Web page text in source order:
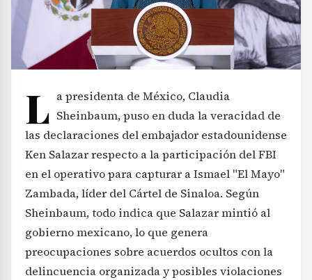
L a presidenta de México, Claudia
Sheinbaum, puso en duda la veracidad de
las declaraciones del embajador estadounidense
Ken Salazar respecto a la participación del FBI
en el operativo para capturar a Ismael "El Mayo"
Zambada, líder del Cártel de Sinaloa. Según
Sheinbaum, todo indica que Salazar mintió al
gobierno mexicano, lo que genera
preocupaciones sobre acuerdos ocultos con la
delincuencia organizada y posibles violaciones